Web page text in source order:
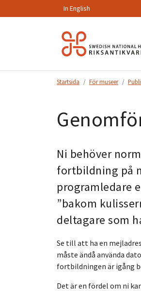
In English
Startsida För museer
Ni behöver
fortbildning på
programledare
”bakom
deltagare som
Se till att ha en
måste ändå använda
fortbildningen är igång
Det är en fördel om ni